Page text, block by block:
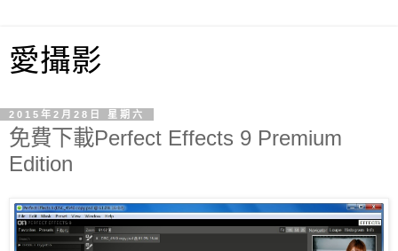
愛攝影
2015年2月28日 星期六
免費下載Perfect Effects 9 Premium
Edition